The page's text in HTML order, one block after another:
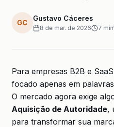
GC
Gustavo Cáceres
8 de mar. de 2026 7 min
Para empresas B2B e
focado apenas em
O mercado agora exige
Aquisição de Autoridade,
para transformar sua